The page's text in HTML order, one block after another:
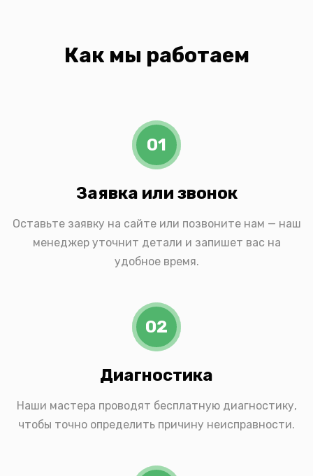
Как мы работаем
01
Заявка или звонок
Оставьте заявку на сайте или позвоните нам — наш
менеджер уточнит детали и запишет вас на
удобное время.
02
Диагностика
Наши мастера проводят бесплатную диагностику,
чтобы точно определить причину неисправности.